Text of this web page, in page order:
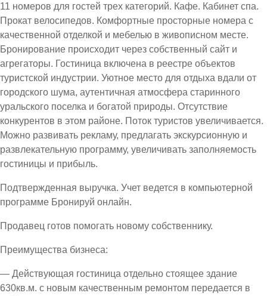
11 номеров для гостей трех категорий. Кафе. Кабинет спа.
Прокат велосипедов. Комфортные просторные номера с
качественной отделкой и мебелью в живописном месте.
Бронирование происходит через собственный сайт и
агрегаторы. Гостиница включена в реестре объектов
туристской индустрии. Уютное место для отдыха вдали от
городского шума, аутентичная атмосфера старинного
уральского поселка и богатой природы. Отсутствие
конкурентов в этом районе. Поток туристов увеличивается.
Можно развивать рекламу, предлагать экскурсионную и
развлекательную программу, увеличивать заполняемость
гостиницы и прибыль.
Подтвержденная выручка. Учет ведется в компьютерной
программе Бронируй онлайн.
Продавец готов помогать новому собственнику.
Преимущества бизнеса:
— Действующая гостиница отдельно стоящее здание
630кв.м. с новым качественным ремонтом передается в